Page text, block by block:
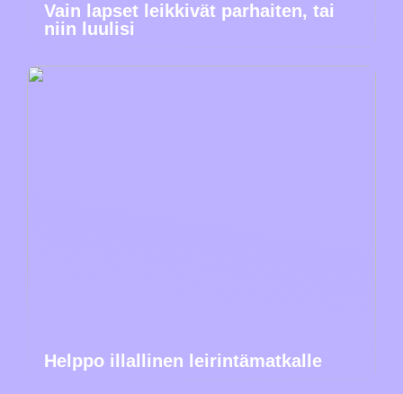
Vain lapset leikkivät parhaiten, tai
niin luulisi
Helppo illallinen leirintämatkalle